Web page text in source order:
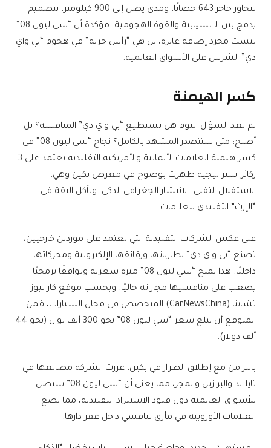
تتجاوز حاجز 643 حصانًا، ومدى يصل إلى 900 كيلومتر، بتصميم
يدمج بين الانسيابية والقوة الهجومية، مؤكدة أن “سي ليون 08”
ليست مجرد إضافة عابرة، بل هي “رأس حربة” في هجوم “بي واي
دي” الشرس على الأسواق العالمية.
كسر الهيمنة
لم يعد السؤال اليوم هل تستطيع “بي واي دي” المنافسة؟ بل
أصبح: متى ستتصدر المشهد بالكامل؟ نجاح “سي ليون 08” في
كسر هيمنة العلامات الألمانية والأمريكية التقليدية يعتمد على 3
ركائز استراتيجية ظهرت بوضوح في معرض بكين وهي:
الاستقلال التقني، الانتشار الجغرافي الذكي، وتآكل الثقة في
“الإرث” التقليدي للعلامات.
على عكس الشركات التقليدية التي تعتمد على موردين خارجيين،
تصنع “بي واي دي” بطارياتها ورقائقها الإلكترونية ومحركاتها
داخليًا. هذا يمنح “سي ليون 08” ميزة سعرية وتوافقًا برمجيًا
يصعب على منافسيها مجاراته حاليًا. وبحسب موقع كار نيوز
تشاينا (CarNewsChina) المتخصص في مجال السيارات، فمن
المتوقع أن يبلغ سعر “سي ليون 08” نحو 300 ألف يوان (نحو 44
ألف دولار).
بالتزامن مع إطلاق الطراز في بكين، عززت الشركة مصانعها في
تايلاند والبرازيل والمجر، مما يعني أن “سي ليون 08” ستصل
للأسواق العالمية دون قيود الاستيراد التقليدية، مما يضع
العلامات الأوروبية في مأزق تنافسي داخل عقر دارها.